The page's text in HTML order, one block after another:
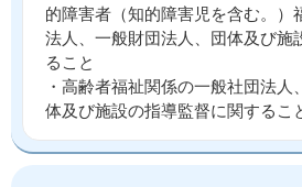
的障害者（知的障害児を含む。）
法人、一般財団法人、団体及び施
ること
・高齢者福祉関係の一般社団法人
体及び施設の指導監督に関するこ